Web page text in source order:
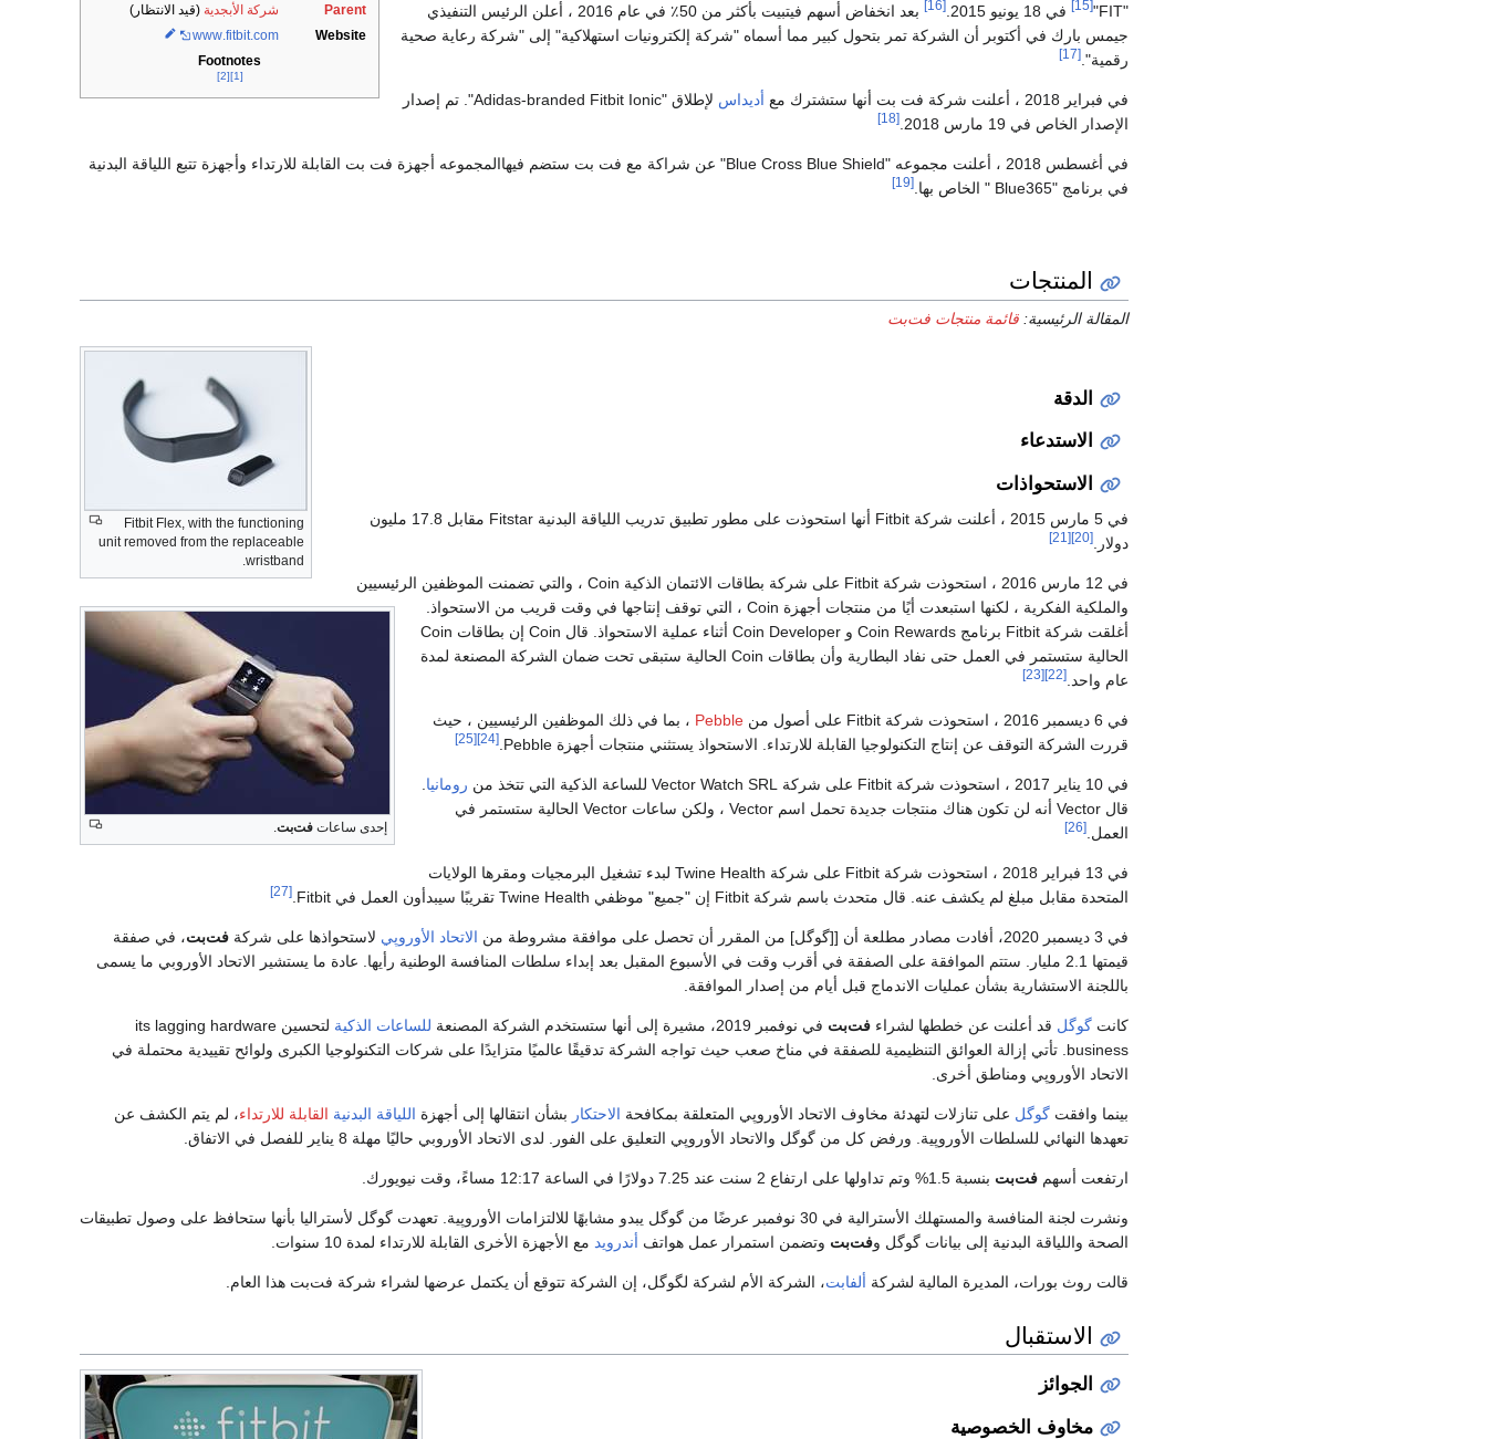
Parent شركة الأبجدية (قيد الانتظار)
Website
www.fitbit.com
Footnotes
[1]
[2]
"FIT"
[15] في 18 يونيو 2015. [16]
بعد انخفاض أسهم فيتبيت بأكثر من 50٪ في عام 2016 ، أعلن الرئيس التنفيذي
جيمس بارك في أكتوبر أن الشركة تمر بتحول كبير مما أسماه "شركة إلكترونيات استهلاكية" إلى "شركة رعاية صحية
رقمية". [17]
في فبراير 2018 ، أعلنت شركة فت بت أنها ستشترك مع أديداس
لإطلاق "Adidas-branded Fitbit Ionic". تم إصدار
الإصدار الخاص في 19 مارس 2018.
[18]
في أغسطس 2018 ، أعلنت مجموعه "Blue Cross Blue Shield" عن شراكة مع فت بت ستضم فيهاالمجموعه أجهزة فت بت القابلة للارتداء وأجهزة تتبع اللياقة البدنية
في برنامج "Blue365 " الخاص بها.
[19]
المنتجات
المقالة الرئيسية: قائمة منتجات فت‌بت
Fitbit Flex, with the functioning
unit removed from the replaceable
wristband.
الدقة
الاستدعاء
الاستحواذات
إحدى ساعات فت‌بت.
في 5 مارس 2015 ، أعلنت شركة Fitbit أنها استحوذت على مطور تطبيق تدريب اللياقة البدنية Fitstar مقابل 17.8 مليون
دولار.
[20]
[21]
في 12 مارس 2016 ، استحوذت شركة Fitbit على شركة بطاقات الائتمان الذكية Coin ، والتي تضمنت الموظفين الرئيسيين
والملكية الفكرية ، لكنها استبعدت أيًا من منتجات أجهزة Coin ، التي توقف إنتاجها في وقت قريب من الاستحواذ.
أغلقت شركة Fitbit برنامج Coin Rewards و Coin Developer أثناء عملية الاستحواذ. قال Coin إن بطاقات Coin
الحالية ستستمر في العمل حتى نفاد البطارية وأن بطاقات Coin الحالية ستبقى تحت ضمان الشركة المصنعة لمدة
عام واحد. [22]
[23]
في 6 ديسمبر 2016 ، استحوذت شركة Fitbit على أصول من Pebble ، بما في ذلك الموظفين الرئيسيين ، حيث
قررت الشركة التوقف عن إنتاج التكنولوجيا القابلة للارتداء. الاستحواذ يستثني منتجات أجهزة Pebble.
[24]
[25]
في 10 يناير 2017 ، استحوذت شركة Fitbit على شركة Vector Watch SRL للساعة الذكية التي تتخذ من رومانيا
قال Vector أنه لن تكون هناك منتجات جديدة تحمل اسم Vector ، ولكن ساعات Vector الحالية ستستمر في
العمل. [26]
في 13 فبراير 2018 ، استحوذت شركة Fitbit على شركة Twine Health لبدء تشغيل البرمجيات ومقرها الولايات
المتحدة مقابل مبلغ لم يكشف عنه. قال متحدث باسم شركة Fitbit إن "جميع" موظفي Twine Health تقريبًا سيبدأون العمل في Fitbit.
[27]
في 3 ديسمبر 2020، أفادت مصادر مطلعة أن [[گوگل] من المقرر أن تحصل على موافقة مشروطة من الاتحاد الأوروپي لاستحواذها على شركة فت‌بت، في صفقة
قيمتها 2.1 مليار. ستتم الموافقة على الصفقة في أقرب وقت في الأسبوع المقبل بعد إبداء سلطات المنافسة الوطنية رأيها. عادة ما يستشير الاتحاد الأوروبي ما يسمى
باللجنة الاستشارية بشأن عمليات الاندماج قبل أيام من إصدار الموافقة.
كانت گوگل قد أعلنت عن خططها لشراء فت‌بت في نوفمبر 2019، مشيرة إلى أنها ستستخدم الشركة المصنعة للساعات الذكية
لتحسين its lagging hardware
business. تأتي إزالة العوائق التنظيمية للصفقة في مناخ صعب حيث تواجه الشركة تدقيقًا عالميًا متزايدًا على شركات التكنولوجيا الكبرى ولوائح تقييدية محتملة في
الاتحاد الأوروپي ومناطق أخرى.
بينما وافقت گوگل على تنازلات لتهدئة مخاوف الاتحاد الأوروپي المتعلقة بمكافحة الاحتكار بشأن انتقالها إلى أجهزة اللياقة البدنية القابلة للارتداء، لم يتم الكشف عن
تعهدها النهائي للسلطات الأوروپية. ورفض كل من گوگل والاتحاد الأوروپي التعليق على الفور. لدى الاتحاد الأوروبي حاليًا مهلة 8 يناير للفصل في الاتفاق.
ارتفعت أسهم فت‌بت بنسبة 1.5% وتم تداولها على ارتفاع 2 سنت عند 7.25 دولارًا في الساعة 12:17 مساءً، وقت نيويورك.
ونشرت لجنة المنافسة والمستهلك الأسترالية في 30 نوفمبر عرضًا من گوگل يبدو مشابهًا للالتزامات الأوروپية. تعهدت گوگل لأستراليا بأنها ستحافظ على وصول تطبيقات
الصحة واللياقة البدنية إلى بيانات گوگل وفت‌بت وتضمن استمرار عمل هواتف أندرويد مع الأجهزة الأخرى القابلة للارتداء لمدة 10 سنوات.
قالت روث بورات، المديرة المالية لشركة ألفابت، الشركة الأم لشركة لگوگل، إن الشركة تتوقع أن يكتمل عرضها لشراء شركة فت‌بت هذا العام.
الاستقبال
الجوائز
مخاوف الخصوصية